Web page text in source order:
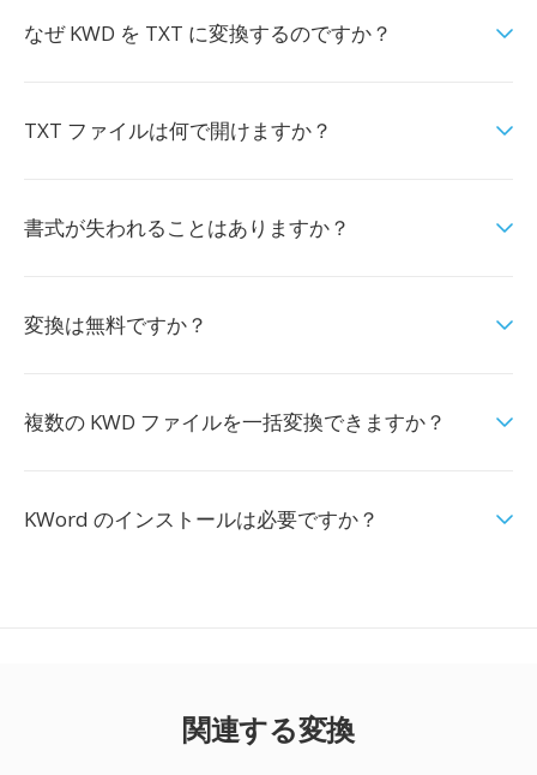
なぜ KWD を TXT に変換するのですか？
TXT ファイルは何で開けますか？
書式が失われることはありますか？
変換は無料ですか？
複数の KWD ファイルを一括変換できますか？
KWord のインストールは必要ですか？
関連する変換